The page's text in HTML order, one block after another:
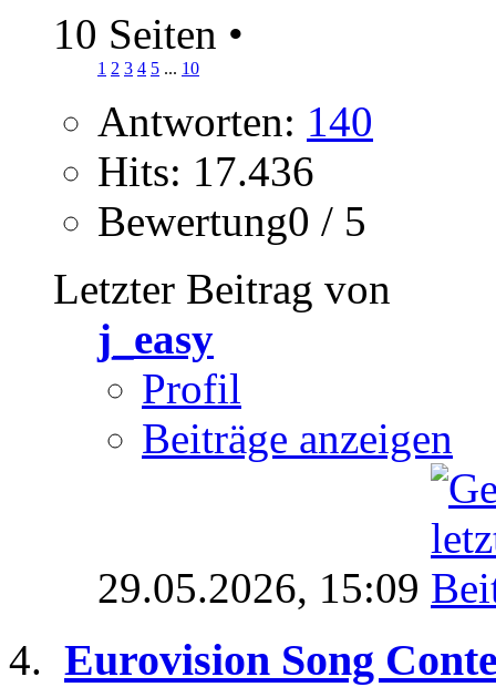
10 Seiten •
1 2 3 4 5 ... 10
Antworten: 140
Hits: 17.436
Bewertung0 / 5
Letzter Beitrag von
j_easy
Profil
Beiträge anzeigen
29.05.2026, 15:09
Eurovision Song